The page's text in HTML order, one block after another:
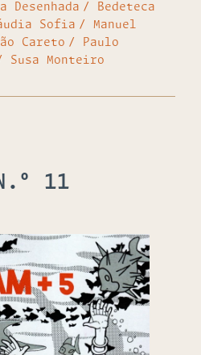
Desenhada
Bedeteca
Sofia
Manuel
Careto
Paulo
Susa Monteiro
11